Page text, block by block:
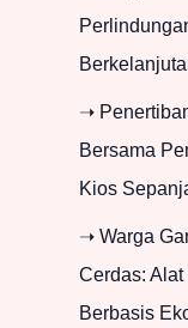
➝
Bersama
Kios
➝ Warga
Cerdas:
Berbasis